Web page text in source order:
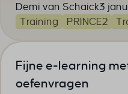
Demi van Schaick3
Training
PRINCE2
Fijne e-learning
oefenvragen